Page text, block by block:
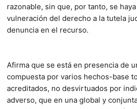
razonable, sin que, por tanto, se
vulneración del derecho a la tutela
denuncia en el recurso.
Afirma que se está en presencia de
compuesta por varios hechos-base
acreditados, no desvirtuados por
adverso, que en una global y